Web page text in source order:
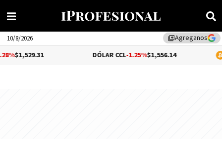
library_addAgreganos
10/8/2026
-1.25%$1,556.14